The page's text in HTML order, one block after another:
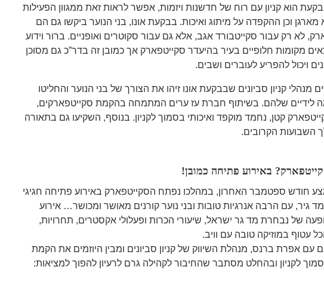
בבקעת הוא קניון עם רוח של חדשנות ויזמות, אפשר לראות זאת ממגוון הפעילות
מארגן וכן ההקפדה על מיתוג ואיכות. בבקעת אונו, בני הנוער ביקשו גם הם
לא רק עבור סקייטבורד אגב, אלא גם עבור סקוטרים ואופניים. ברור וידוע
מקומות חלופיים בעיר בהיעדר סקייטפארק אך כמובן זה בדר”כ גם מסוכן
ויכול להפריע לעוברים ושבים.
מנהלי קניון סביונים שבבקעת אונו זיהו את הצורך של בני הנוער והחליטו
לידיים שלהם. בשיתוף חברת עז ערים המתמחה בהקמת סקייטפארקים,
קטן, נחמד מוקפד ואיכותי בסמוך לקניון. בנוסף, השקיעו גם בתאורה
השבועות הקרובים.
באירוע פתיחה כמובן!
חודש ספטמבר האחרון, במהלכו נפתח הסקייטפארק באירוע פתיחה חגיגי
גיר, עם הרבה אנרגיות טובות ובני נוער קורנים מאושר ומכושר… אירוע
של נבחרת מד גר ישראל, שיעורי הכרות ופעלולי אקסטרים, תחרויות,
עטוף במוזיקה טובה עם וויב.
עם אפרת ברנס, מנהלת השיווק של קניון סביונים ומבין היוזמים את הקמת
לקניון ובהחלט מסתבר שהחיבור לקהילה גרם לרעיון להפוך למציאות: